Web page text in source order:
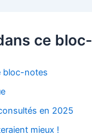
ce
bloc-notes
en 2025
mieux !